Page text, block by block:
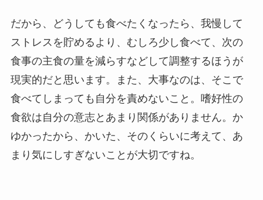
だから、どうしても食べたくなったら、我慢して
ストレスを貯めるより、むしろ少し食べて、次の
食事の主食の量を減らすなどして調整するほうが
現実的だと思います。また、大事なのは、そこで
食べてしまっても自分を責めないこと。嗜好性の
食欲は自分の意志とあまり関係がありません。か
ゆかったから、かいた、そのくらいに考えて、あ
まり気にしすぎないことが大切ですね。